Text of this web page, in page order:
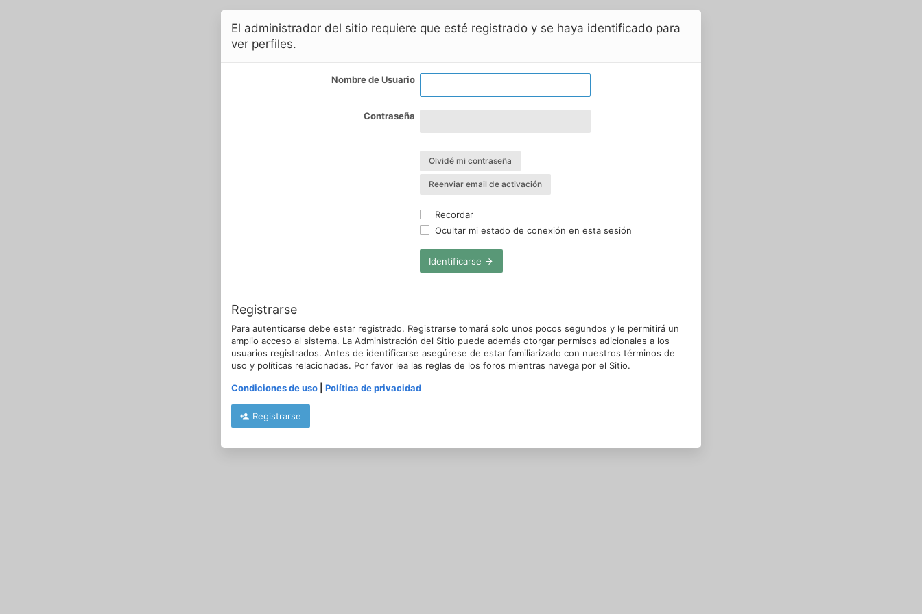
El administrador del sitio requiere que esté registrado y se haya identificado para
ver perfiles.
Nombre de Usuario
Contraseña
Olvidé mi contraseña
Reenviar email de activación
Recordar
Ocultar mi estado de conexión en esta sesión
Identificarse
Registrarse
Para autenticarse debe estar registrado. Registrarse tomará solo unos pocos segundos y le permitirá un
amplio acceso al sistema. La Administración del Sitio puede además otorgar permisos adicionales a los
usuarios registrados. Antes de identificarse asegúrese de estar familiarizado con nuestros términos de
uso y políticas relacionadas. Por favor lea las reglas de los foros mientras navega por el Sitio.
Condiciones de uso Política de privacidad
Registrarse